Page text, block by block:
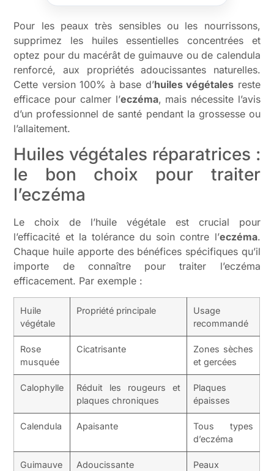
Pour les peaux très sensibles ou les nourrissons,
supprimez les huiles essentielles concentrées et
optez pour du macérât de guimauve ou de calendula
renforcé, aux propriétés adoucissantes naturelles.
Cette version 100% à base d’huiles végétales reste
efficace pour calmer l’eczéma, mais nécessite l’avis
d’un professionnel de santé pendant la grossesse ou
l’allaitement.
Huiles végétales réparatrices :
le bon choix pour traiter
l’eczéma
Le choix de l’huile végétale est crucial pour
l’efficacité et la tolérance du soin contre l’eczéma.
Chaque huile apporte des bénéfices spécifiques qu’il
importe de connaître pour traiter l’eczéma
efficacement. Par exemple :
Huile
végétale
Propriété principale
Usage
recommandé
Rose
musquée
Cicatrisante
Zones sèches
et gercées
Calophylle
Réduit les rougeurs et
plaques chroniques
Plaques
épaisses
Calendula Apaisante
Tous types
d’eczéma
Guimauve Adoucissante
Peaux